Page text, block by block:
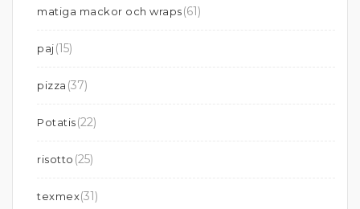
matiga mackor och wraps(61)
paj(15)
pizza (37)
Potatis(22)
risotto (25)
texmex(31)